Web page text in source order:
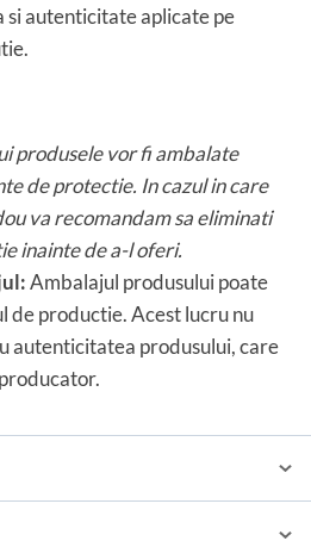
si autenticitate aplicate pe
produsele vor fi ambalate
de protectie. In cazul in care
va recomandam sa eliminati
inainte de a-l oferi.
Ambalajul produsului poate
de productie. Acest lucru nu
autenticitatea produsului, care